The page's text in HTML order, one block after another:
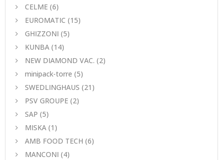
CELME (6)
EUROMATIC (15)
GHIZZONI (5)
KUNBA (14)
NEW DIAMOND VAC. (2)
minipack-torre (5)
SWEDLINGHAUS (21)
PSV GROUPE (2)
SAP (5)
MISKA (1)
AMB FOOD TECH (6)
MANCONI (4)